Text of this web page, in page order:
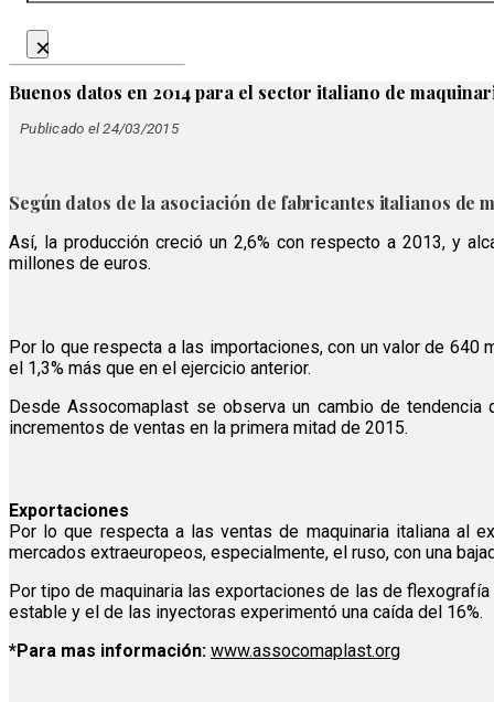
×
Buenos datos en 2014 para el sector italiano de
Publicado el 24/03/2015
Según datos de la asociación de fabricantes italianos de
Así, la producción creció un 2,6% con respecto a 2013, y
millones de euros.
Por lo que respecta a las importaciones, con un valor de 640
el 1,3% más que en el ejercicio anterior.
Desde Assocomaplast se observa un cambio de
incrementos de ventas en la primera mitad de 2015.
Exportaciones
Por lo que respecta a las ventas de maquinaria italiana al
mercados extraeuropeos, especialmente, el ruso, con una
Por tipo de maquinaria las exportaciones de las de
estable y el de las inyectoras experimentó una caída del 16%.
*Para mas información: www.assocomaplast.org